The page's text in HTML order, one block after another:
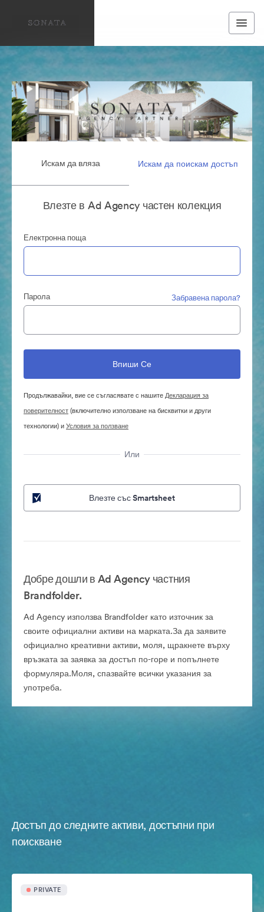
Искам да вляза Искам да поискам достъп
Влезте в Ad Agency частен колекция
Електронна поща
Парола Забравена парола?
Продължавайки, вие се съгласявате с нашитеДекларация за
поверителност(включително използване на бисквитки и други
технологии) иУсловия за ползване
Или
Влезте със Smartsheet
Добре дошли в Ad Agency частния
Brandfolder.
Ad Agency използва Brandfolder като източник за
своите официални активи на марката.За да заявите
официално креативни активи, моля, щракнете върху
връзката за заявка за достъп по-горе и попълнете
формуляра.Моля, спазвайте всички указания за
употреба.
Достъп до следните активи, достъпни при
поискване
PRIVATE